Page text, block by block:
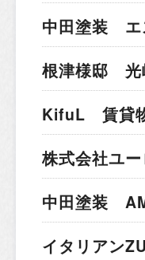
中田塗装 エ
根津様邸 光
KifuL 賃貸
株式会社ユ
中田塗装
イタリアン